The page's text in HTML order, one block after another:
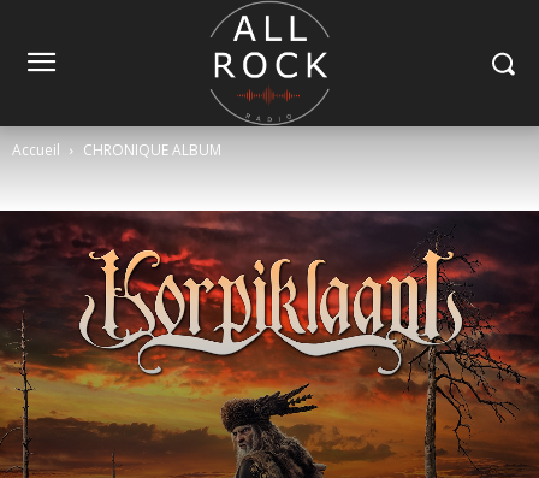
Accueil CHRONIQUE ALBUM